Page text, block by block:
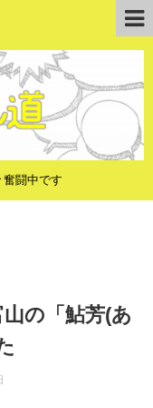
闘中です
の「鮎芳(あ